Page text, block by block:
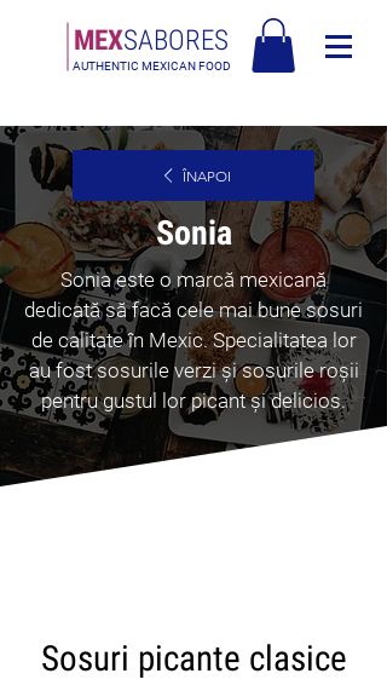
MEXSABORES
AUTHENTIC MEXICAN FOOD
ÎNAPOI
Sonia
Sonia este o marcă mexicană
dedicată să facă cele mai bune sosuri
de calitate în Mexic. Specialitatea lor
au fost sosurile verzi și sosurile roșii
pentru gustul lor picant și delicios.
Sosuri picante clasice